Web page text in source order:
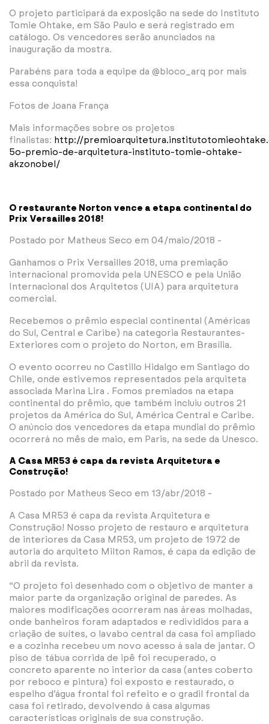
O projeto participará da exposição na sede do Instituto
Tomie Ohtake, em São Paulo e será registrado em
catálogo. Os vencedores serão anunciados na
inauguração da mostra.
Parabéns para toda a equipe da @bloco_arq por mais
essa conquista!
Fotos de Joana França
Mais informações sobre os projetos
finalistas: http://
5o-premio-de-arquitetura-instituto-tomie-ohtake-
akzonobel/
O restaurante Norton vence a etapa continental do
Prix Versailles 2018!
Postado por Matheus Seco em 04/maio/2018 -
Ganhamos o Prix Versailles 2018, uma premiação
internacional promovida pela UNESCO e pela União
Internacional dos Arquitetos (UIA) para arquitetura
comercial.
Recebemos o prêmio especial continental (Américas
do Sul, Central e Caribe) na categoria Restaurantes-
Exteriores com o projeto do Norton, em Brasília.
O evento ocorreu no Castillo Hidalgo em Santiago do
Chile, onde estivemos representados pela arquiteta
associada Marina Lira . Fomos premiados na etapa
continental do prêmio, que também incluiu outros 21
projetos da América do Sul, América Central e Caribe.
O anúncio dos vencedores da etapa mundial do prêmio
ocorrerá no mês de maio, em Paris, na sede da Unesco.
A Casa MR53 é capa da revista Arquitetura e
Construção!
Postado por Matheus Seco em 13/abr/2018 -
A Casa MR53 é capa da revista Arquitetura e
Construção! Nosso projeto de restauro e arquitetura
de interiores da Casa MR53, um projeto de 1972 de
autoria do arquiteto Milton Ramos, é capa da edição de
abril da revista.
“O projeto foi desenhado com o objetivo de manter a
maior parte da organização original de paredes. As
maiores modificações ocorreram nas áreas molhadas,
onde banheiros foram adaptados e redivididos para a
criação de suítes, o lavabo central da casa foi ampliado
e a cozinha recebeu um novo acesso à sala de jantar. O
piso de tábua corrida de ipê foi recuperado, o
concreto aparente no interior da casa (antes coberto
por reboco e pintura) foi exposto e restaurado, o
espelho d’água frontal foi refeito e o gradil frontal da
casa foi retirado, devolvendo à casa algumas
características originais de sua construção.